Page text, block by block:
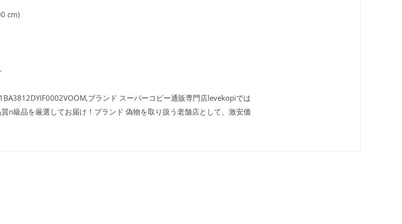
cm)
ブランド スーパーコピー通販専門店levekopiでは
n級品を厳選してお届け！ブランド 偽物を取り扱う老舗店として、激安価